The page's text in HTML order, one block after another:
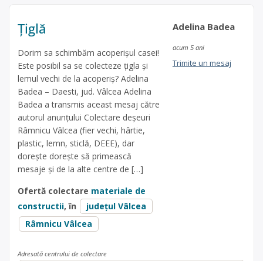
Țiglă
Dorim sa schimbăm acoperișul casei!
Este posibil sa se colecteze țigla și
lemul vechi de la acoperiș? Adelina
Badea – Daesti, jud. Vâlcea Adelina
Badea a transmis aceast mesaj către
autorul anunțului Colectare deșeuri
Râmnicu Vâlcea (fier vechi, hârtie,
plastic, lemn, sticlă, DEEE), dar
dorește dorește să primească
mesaje și de la alte centre de […]
Ofertă colectare materiale de
constructii, în
județul Vâlcea
Râmnicu Vâlcea
Adelina Badea
acum 5 ani
Trimite un mesaj
Adresată centrului de colectare